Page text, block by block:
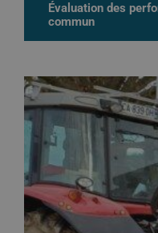
Évaluation des
commun